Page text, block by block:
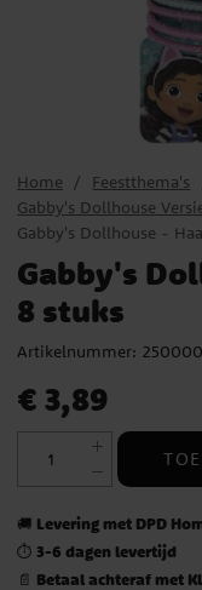
Home Feestthema's
Gabby's Dollhouse
Gabby's Dollhouse -
Gabby's
8 stuks
Artikelnummer:
Prijs: € 3,89
€ 3,89
🚚 Levering met DPD
⏱️ 3-6 dagen levertijd
📄 Betaal achteraf met